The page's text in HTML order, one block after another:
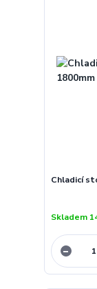
Chladicí
Skladem